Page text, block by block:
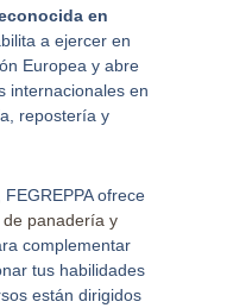
en
a ejercer en
Europea y abre
internacionales en
repostería y
ofrece
de panadería y
complementar
tus habilidades
están dirigidos